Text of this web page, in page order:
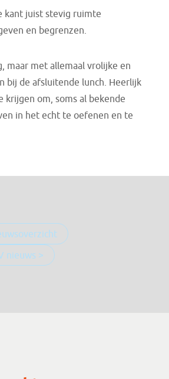
kant juist stevig ruimte
en begrenzen.
maar met allemaal vrolijke en
bij de afsluitende lunch. Heerlijk
krijgen om, soms al bekende
in het echt te oefenen en te
nieuws >